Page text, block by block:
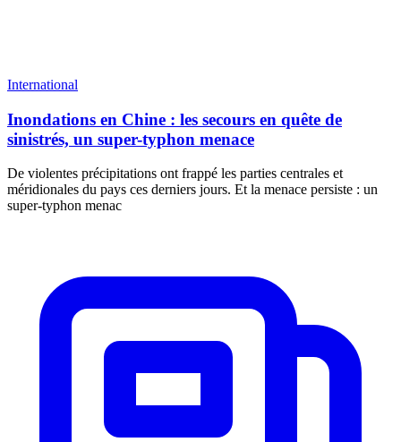
International
Inondations en Chine : les secours en quête de
sinistrés, un super-typhon menace
De violentes précipitations ont frappé les parties centrales et
méridionales du pays ces derniers jours. Et la menace persiste : un
super-typhon menac